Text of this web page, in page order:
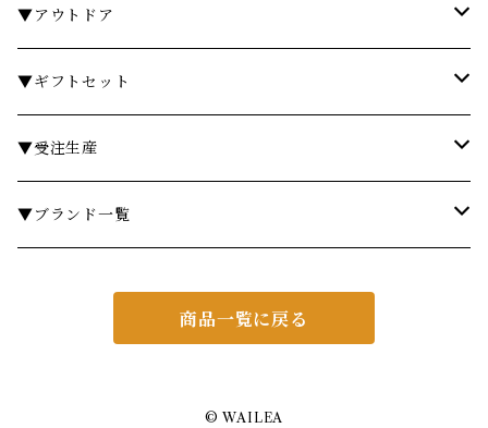
入浴剤・バスソルト
ディスペンサー・ソープディッシュ
ボディケア
衣類ケア
ギフトセット・セット
歯ブラシスタンド・タンブラー
ハンドクリーム
ランドリーバスケット
ミラー
グラス・コップ
カトラリー
箸・箸置き
ランチョンマット・コースター
キッチンツール
フレグランス
フレグランスランプ
リードディフューザー
時計
キャンドル
フラワーベース
ティッシュケース
▼アウトドア
テーブル
椅子・スツール
その他
▼ギフトセット
￥3,000～
￥5,000～
▼受注生産
テーブル
▼ブランド一覧
あやせものづくり研究会
商品一覧に戻る
© WAILEA